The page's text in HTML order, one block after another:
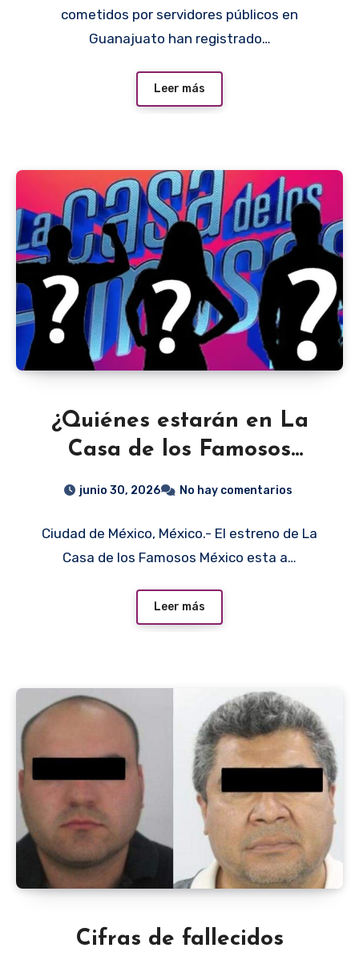
cometidos por servidores públicos en
Guanajuato han registrado…
Leer más
¿Quiénes estarán en La
Casa de los Famosos
México 2026? Galilea
revelados
junio 30, 2026 No hay comentarios
Ciudad de México, México.- El estreno de La
Casa de los Famosos México esta a…
Leer más
Cifras de fallecidos